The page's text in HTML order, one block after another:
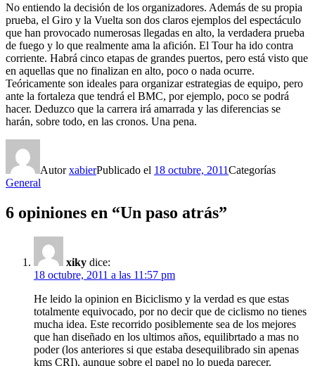
No entiendo la decisión de los organizadores. Además de su propia
prueba, el Giro y la Vuelta son dos claros ejemplos del espectáculo
que han provocado numerosas llegadas en alto, la verdadera prueba
de fuego y lo que realmente ama la afición. El Tour ha ido contra
corriente. Habrá cinco etapas de grandes puertos, pero está visto que
en aquellas que no finalizan en alto, poco o nada ocurre.
Teóricamente son ideales para organizar estrategias de equipo, pero
ante la fortaleza que tendrá el BMC, por ejemplo, poco se podrá
hacer. Deduzco que la carrera irá amarrada y las diferencias se
harán, sobre todo, en las cronos. Una pena.
AutorxabierPublicado el 18 octubre, 2011Categorías
General
6 opiniones en “Un paso atrás”
xiky dice:
18 octubre, 2011 a las 11:57 pm
He leido la opinion en Biciclismo y la verdad es que estas
totalmente equivocado, por no decir que de ciclismo no tienes
mucha idea. Este recorrido posiblemente sea de los mejores
que han diseñado en los ultimos años, equilibrtado a mas no
poder (los anteriores si que estaba desequilibrado sin apenas
kms CRI), aunque sobre el papel no lo pueda parecer.